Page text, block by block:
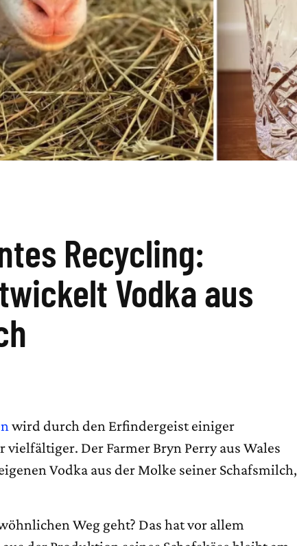
Recycling:
Vodka aus
wird durch den Erfindergeist einiger
Der Farmer Bryn Perry aus Wales
Vodka aus der Molke seiner Schafsmilch,
Weg geht? Das hat vor allem